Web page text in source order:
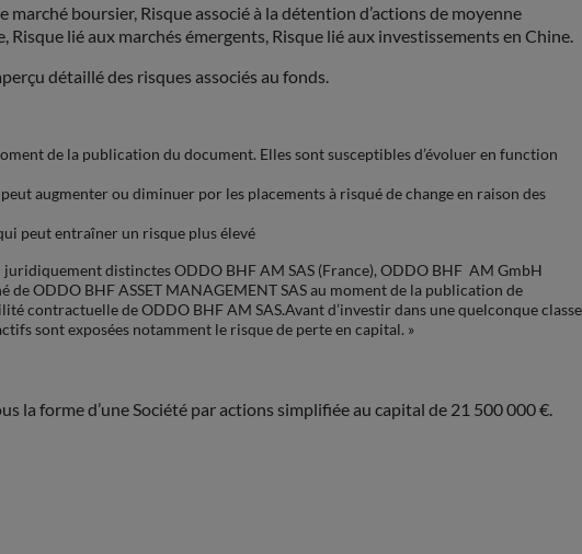
boursier, Risque associé à la détention d’actions de moyenne
lié aux marchés émergents, Risque lié aux investissements en Chine.
détaillé des risques associés au fonds.
de la publication du document. Elles sont susceptibles d’évoluer en function
augmenter ou diminuer por les placements à risqué de change en raison des
peut entraîner un risque plus élevé
distinctes ODDO BHF AM SAS (France), ODDO BHF AM GmbH
ODDO BHF ASSET MANAGEMENT SAS au moment de la publication de
contractuelle de ODDO BHF AM SAS.Avant d’investir dans une quelconque classe
sont exposées notamment le risque de perte en capital. »
la forme d’une Société par actions simplifiée au capital de 21 500 000 €.